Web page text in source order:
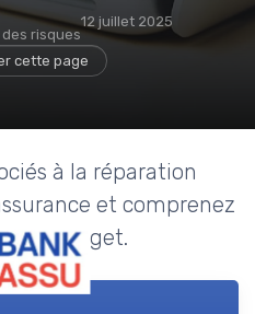
risques
12 juillet 2025
cette page
à la réparation
et comprenez
budget.